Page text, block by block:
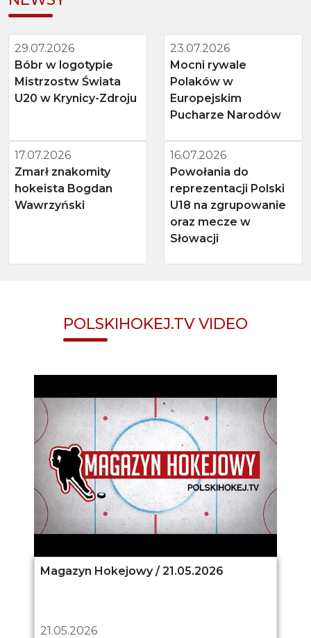
29.07.2026
Bóbr w logotypie
Mistrzostw Świata
U20 w Krynicy-Zdroju
23.07.2026
Mocni rywale
Polaków w
Europejskim
Pucharze Narodów
17.07.2026
Zmarł znakomity
hokeista Bogdan
Wawrzyński
16.07.2026
Powołania do
reprezentacji Polski
U18 na zgrupowanie
oraz mecze w
Słowacji
POLSKIHOKEJ.TV VIDEO
Magazyn Hokejowy / 21.05.2026
21.05.2026